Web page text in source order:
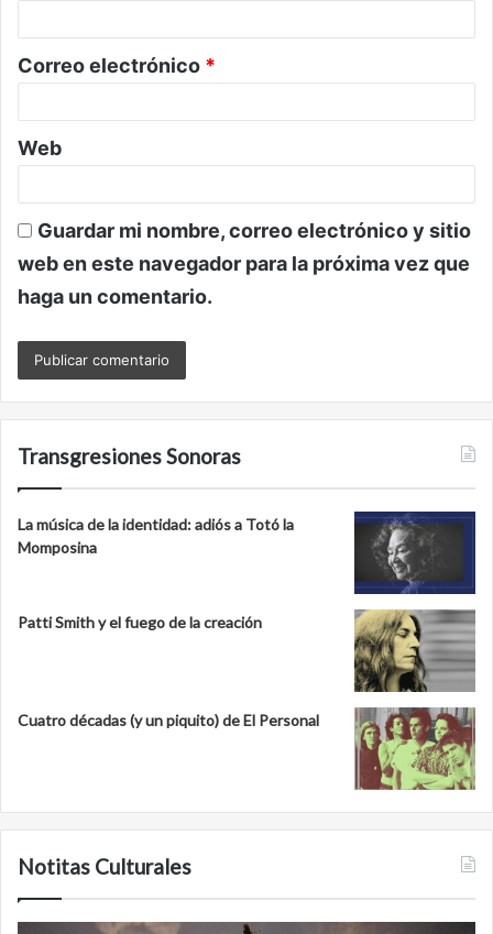
o
*
Correo electrónico *
Web
Guardar mi nombre, correo electrónico y sitio
web en este navegador para la próxima vez que
haga un comentario.
Transgresiones Sonoras
La música de la identidad: adiós a Totó la
Momposina
Patti Smith y el fuego de la creación
Cuatro décadas (y un piquito) de El Personal
Notitas Culturales